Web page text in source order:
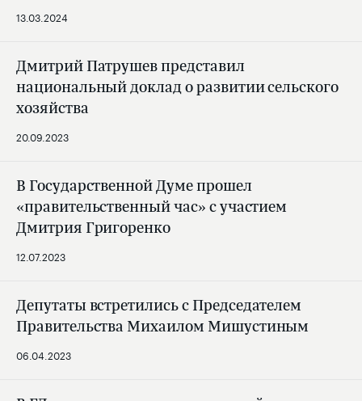
13.03.2024
20.09.2023
Дмитрий Патрушев представил
национальный доклад о развитии сельского
хозяйства
12.07.2023
В Государственной Думе прошел
«правительственный час» с участием
Дмитрия Григоренко
06.04.2023
Депутаты встретились с Председателем
Правительства Михаилом Мишустиным